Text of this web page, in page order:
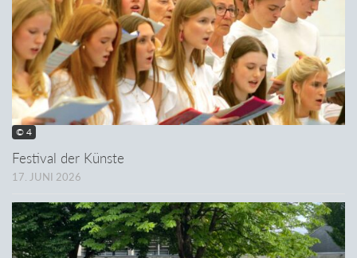
© 4
Festival der Künste
17. JUNI 2026